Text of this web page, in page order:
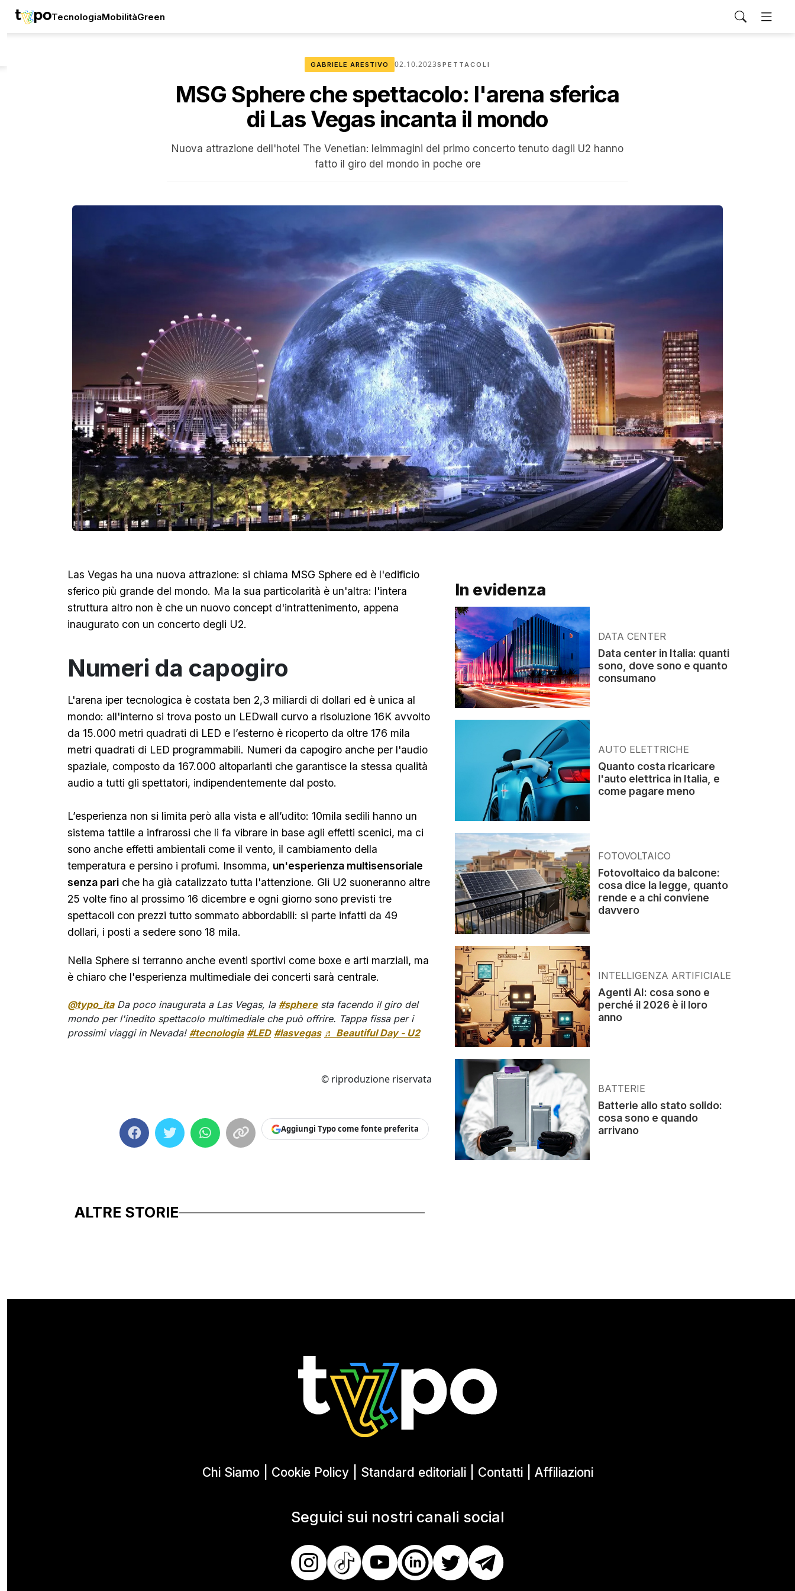
TecnologiaMobilitàGreen
GABRIELE ARESTIVO 02.10.2023SPETTACOLI
MSG Sphere che spettacolo: l'arena sferica
di Las Vegas incanta il mondo
Nuova attrazione dell'hotel The Venetian: leimmagini del primo concerto tenuto dagli U2 hanno
fatto il giro del mondo in poche ore
Las Vegas ha una nuova attrazione: si chiama MSG Sphere ed è l'edificio
sferico più grande del mondo. Ma la sua particolarità è un'altra: l'intera
struttura altro non è che un nuovo concept d'intrattenimento, appena
inaugurato con un concerto degli U2.
Numeri da capogiro
L'arena iper tecnologica è costata ben 2,3 miliardi di dollari ed è unica al
mondo: all'interno si trova posto un LEDwall curvo a risoluzione 16K avvolto
da 15.000 metri quadrati di LED e l’esterno è ricoperto da oltre 176 mila
metri quadrati di LED programmabili. Numeri da capogiro anche per l'audio
spaziale, composto da 167.000 altoparlanti che garantisce la stessa qualità
audio a tutti gli spettatori, indipendentemente dal posto.
L’esperienza non si limita però alla vista e all’udito: 10mila sedili hanno un
sistema tattile a infrarossi che li fa vibrare in base agli effetti scenici, ma ci
sono anche effetti ambientali come il vento, il cambiamento della
temperatura e persino i profumi. Insomma, un'esperienza multisensoriale
senza pari che ha già catalizzato tutta l'attenzione. Gli U2 suoneranno altre
25 volte fino al prossimo 16 dicembre e ogni giorno sono previsti tre
spettacoli con prezzi tutto sommato abbordabili: si parte infatti da 49
dollari, i posti a sedere sono 18 mila.
Nella Sphere si terranno anche eventi sportivi come boxe e arti marziali, ma
è chiaro che l'esperienza multimediale dei concerti sarà centrale.
@typo_itaDa poco inaugurata a Las Vegas, la #spheresta facendo il giro del
mondo per l'inedito spettacolo multimediale che può offrire. Tappa fissa per i
prossimi viaggi in Nevada! #tecnologia #LED #lasvegas ♬ Beautiful Day - U2
© riproduzione riservata
Aggiungi Typo come fonte preferita
ALTRE STORIE
In evidenza
DATA CENTER
Data center in Italia: quanti
sono, dove sono e quanto
consumano
AUTO ELETTRICHE
Quanto costa ricaricare
l'auto elettrica in Italia, e
come pagare meno
FOTOVOLTAICO
Fotovoltaico da balcone:
cosa dice la legge, quanto
rende e a chi conviene
davvero
INTELLIGENZA ARTIFICIALE
Agenti AI: cosa sono e
perché il 2026 è il loro
anno
BATTERIE
Batterie allo stato solido:
cosa sono e quando
arrivano
Chi Siamo| Cookie Policy| Standard editoriali| Contatti| Affiliazioni
Seguici sui nostri canali social